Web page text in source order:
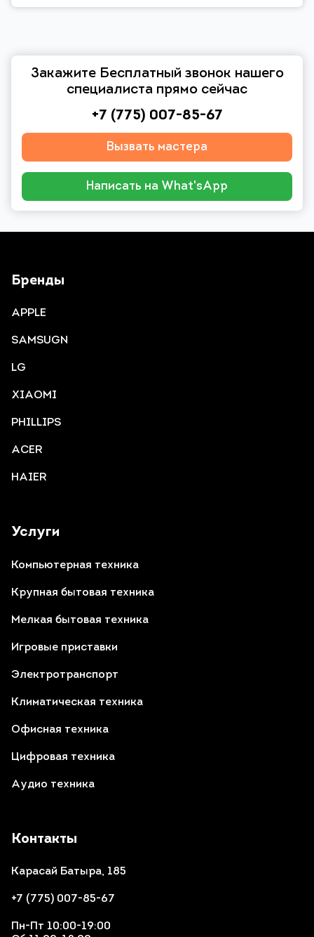
Закажите Бесплатный звонок нашего
специалиста прямо сейчас
+7 (775) 007-85-67
Вызвать мастера
Написать на What'sApp
Контакты
Карасай Батыра, 185
+7 (775) 007-85-67
Пн-Пт 10:00-19:00
Услуги
Компьютерная техника
Крупная бытовая техника
Мелкая бытовая техника
Игровые приставки
Электротранспорт
Климатическая техника
Офисная техника
Цифровая техника
Аудио техника
Бренды
APPLE
SAMSUGN
LG
XIAOMI
PHILLIPS
ACER
HAIER